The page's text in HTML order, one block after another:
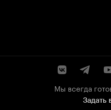
Мы всегда
Задать